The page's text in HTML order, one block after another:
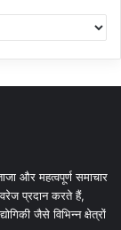
और महत्वपूर्ण समाचार
प्रदान करते हैं,
जैसे विभिन्न क्षेत्रों